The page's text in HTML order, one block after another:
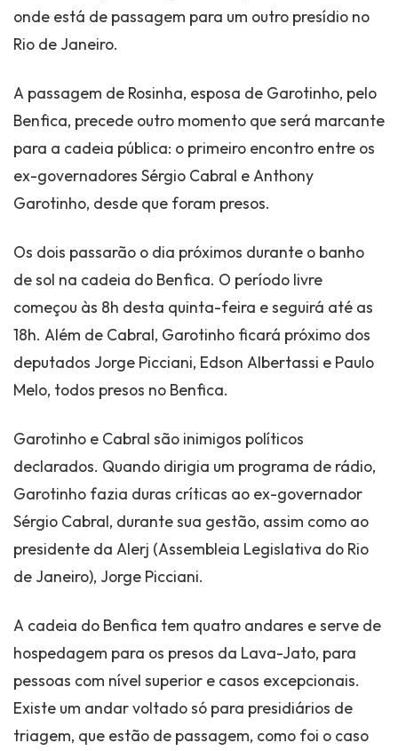
onde está de passagem para um outro presídio no
Rio de Janeiro.
A passagem de Rosinha, esposa de Garotinho, pelo
Benfica, precede outro momento que será marcante
para a cadeia pública: o primeiro encontro entre os
ex-governadores Sérgio Cabral e Anthony
Garotinho, desde que foram presos.
Os dois passarão o dia próximos durante o banho
de sol na cadeia do Benfica. O período livre
começou às 8h desta quinta-feira e seguirá até as
18h. Além de Cabral, Garotinho ficará próximo dos
deputados Jorge Picciani, Edson Albertassi e Paulo
Melo, todos presos no Benfica.
Garotinho e Cabral são inimigos políticos
declarados. Quando dirigia um programa de rádio,
Garotinho fazia duras críticas ao ex-governador
Sérgio Cabral, durante sua gestão, assim como ao
presidente da Alerj (Assembleia Legislativa do Rio
de Janeiro), Jorge Picciani.
A cadeia do Benfica tem quatro andares e serve de
hospedagem para os presos da Lava-Jato, para
pessoas com nível superior e casos excepcionais.
Existe um andar voltado só para presidiários de
triagem, que estão de passagem, como foi o caso